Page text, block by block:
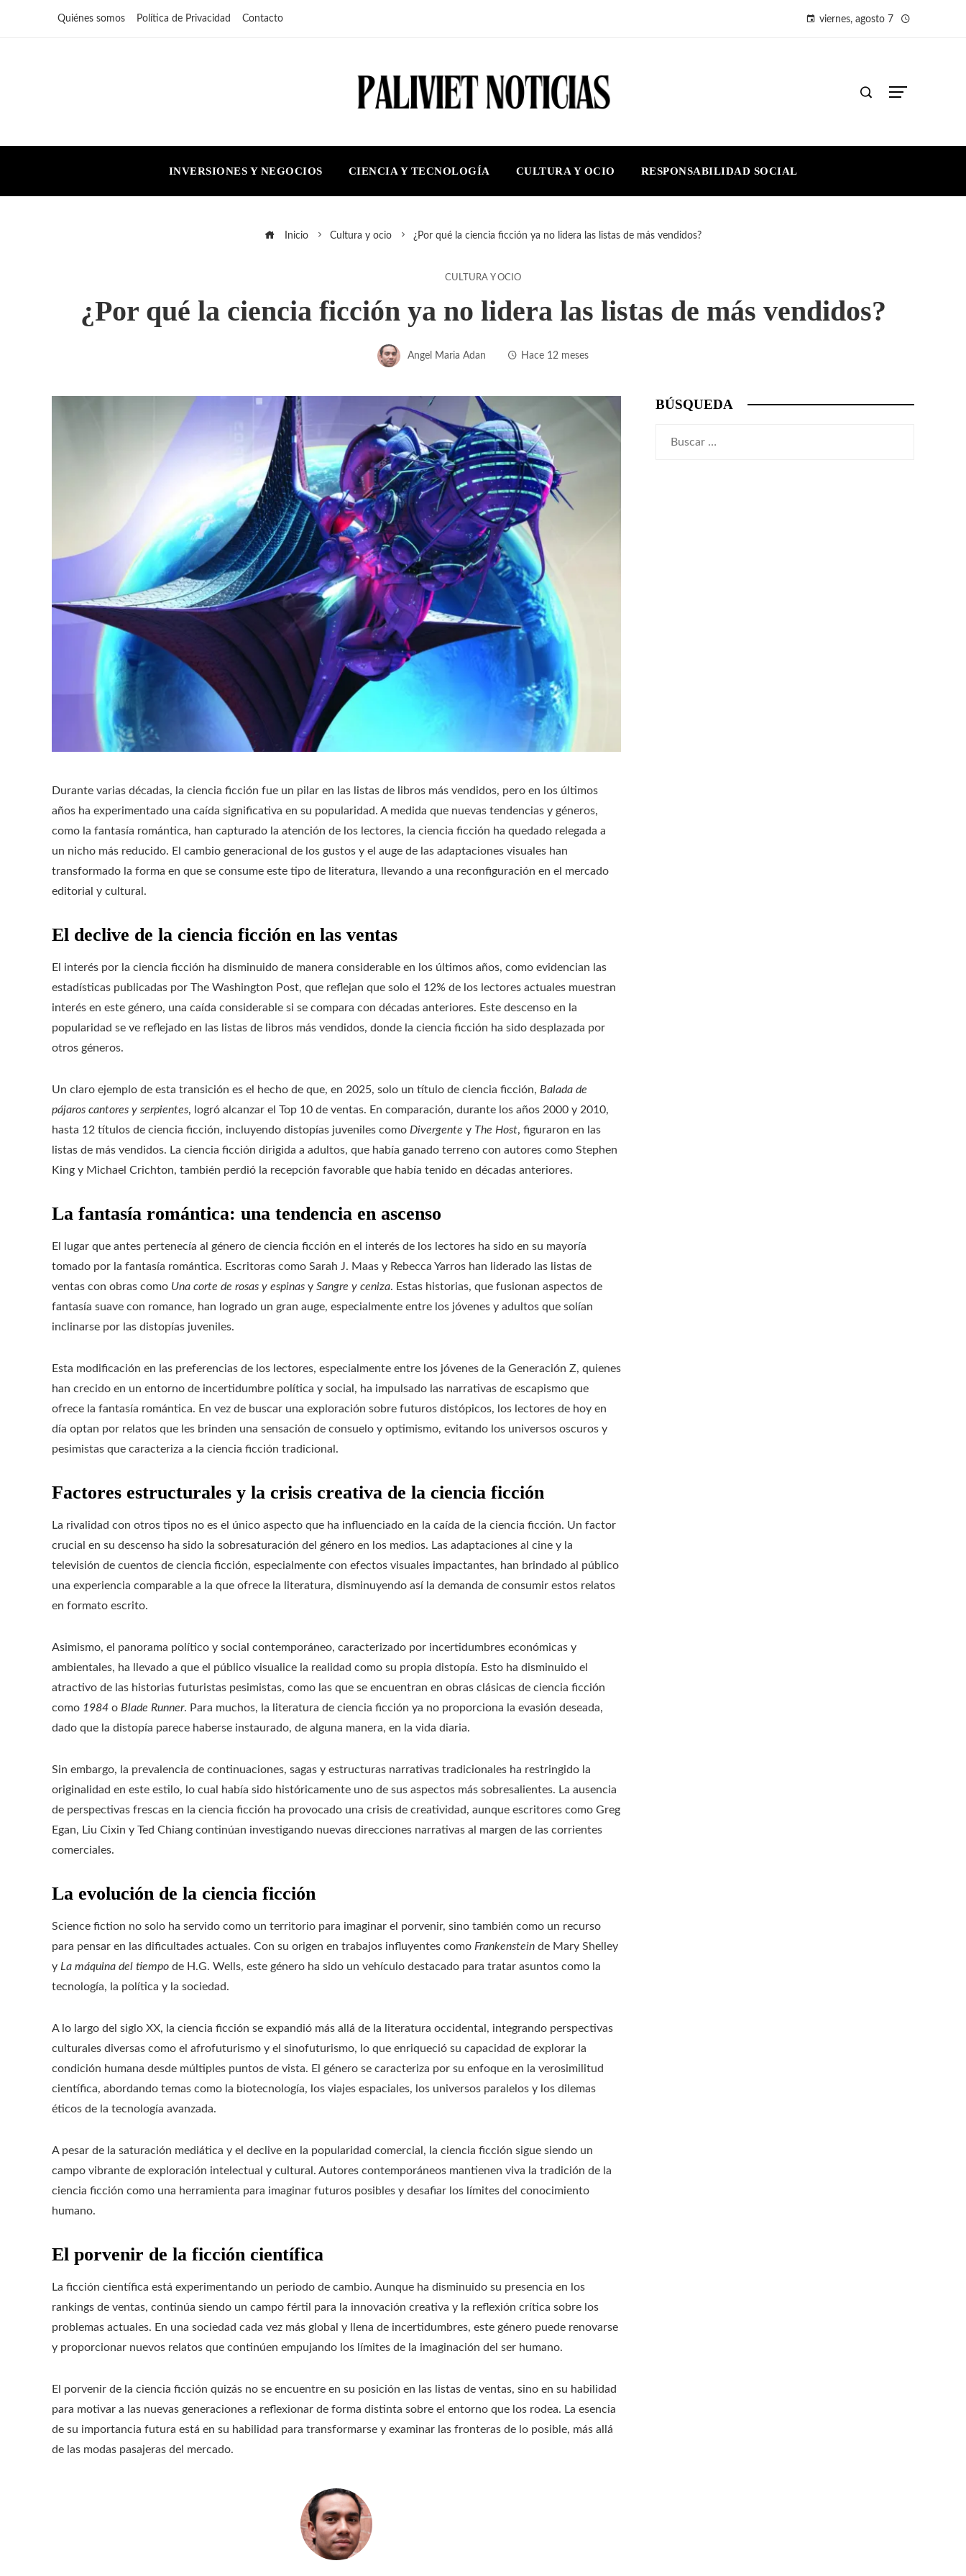
Quiénes somos Política de Privacidad Contacto viernes, agosto 7
INVERSIONES Y NEGOCIOS CIENCIA Y TECNOLOGÍA CULTURA Y OCIO RESPONSABILIDAD SOCIAL
Inicio Cultura y ocio ¿Por qué la ciencia ficción ya no lidera las listas de más vendidos?
CULTURA Y OCIO
¿Por qué la ciencia ficción ya no lidera las listas de más vendidos?
Angel Maria Adan Hace 12 meses
Durante varias décadas, la ciencia ficción fue un pilar en las listas de libros más vendidos, pero en los últimos
años ha experimentado una caída significativa en su popularidad. A medida que nuevas tendencias y géneros,
como la fantasía romántica, han capturado la atención de los lectores, la ciencia ficción ha quedado relegada a
un nicho más reducido. El cambio generacional de los gustos y el auge de las adaptaciones visuales han
transformado la forma en que se consume este tipo de literatura, llevando a una reconfiguración en el mercado
editorial y cultural.
El declive de la ciencia ficción en las ventas
El interés por la ciencia ficción ha disminuido de manera considerable en los últimos años, como evidencian las
estadísticas publicadas por The Washington Post, que reflejan que solo el 12% de los lectores actuales muestran
interés en este género, una caída considerable si se compara con décadas anteriores. Este descenso en la
popularidad se ve reflejado en las listas de libros más vendidos, donde la ciencia ficción ha sido desplazada por
otros géneros.
Un claro ejemplo de esta transición es el hecho de que, en 2025, solo un título de ciencia ficción, Balada de
pájaros cantores y serpientes, logró alcanzar el Top 10 de ventas. En comparación, durante los años 2000 y 2010,
hasta 12 títulos de ciencia ficción, incluyendo distopías juveniles como Divergente y The Host, figuraron en las
listas de más vendidos. La ciencia ficción dirigida a adultos, que había ganado terreno con autores como Stephen
King y Michael Crichton, también perdió la recepción favorable que había tenido en décadas anteriores.
La fantasía romántica: una tendencia en ascenso
El lugar que antes pertenecía al género de ciencia ficción en el interés de los lectores ha sido en su mayoría
tomado por la fantasía romántica. Escritoras como Sarah J. Maas y Rebecca Yarros han liderado las listas de
ventas con obras como Una corte de rosas y espinas y Sangre y ceniza. Estas historias, que fusionan aspectos de
fantasía suave con romance, han logrado un gran auge, especialmente entre los jóvenes y adultos que solían
inclinarse por las distopías juveniles.
Esta modificación en las preferencias de los lectores, especialmente entre los jóvenes de la Generación Z, quienes
han crecido en un entorno de incertidumbre política y social, ha impulsado las narrativas de escapismo que
ofrece la fantasía romántica. En vez de buscar una exploración sobre futuros distópicos, los lectores de hoy en
día optan por relatos que les brinden una sensación de consuelo y optimismo, evitando los universos oscuros y
pesimistas que caracteriza a la ciencia ficción tradicional.
Factores estructurales y la crisis creativa de la ciencia ficción
La rivalidad con otros tipos no es el único aspecto que ha influenciado en la caída de la ciencia ficción. Un factor
crucial en su descenso ha sido la sobresaturación del género en los medios. Las adaptaciones al cine y la
televisión de cuentos de ciencia ficción, especialmente con efectos visuales impactantes, han brindado al público
una experiencia comparable a la que ofrece la literatura, disminuyendo así la demanda de consumir estos relatos
en formato escrito.
Asimismo, el panorama político y social contemporáneo, caracterizado por incertidumbres económicas y
ambientales, ha llevado a que el público visualice la realidad como su propia distopía. Esto ha disminuido el
atractivo de las historias futuristas pesimistas, como las que se encuentran en obras clásicas de ciencia ficción
como 1984 o Blade Runner. Para muchos, la literatura de ciencia ficción ya no proporciona la evasión deseada,
dado que la distopía parece haberse instaurado, de alguna manera, en la vida diaria.
Sin embargo, la prevalencia de continuaciones, sagas y estructuras narrativas tradicionales ha restringido la
originalidad en este estilo, lo cual había sido históricamente uno de sus aspectos más sobresalientes. La ausencia
de perspectivas frescas en la ciencia ficción ha provocado una crisis de creatividad, aunque escritores como Greg
Egan, Liu Cixin y Ted Chiang continúan investigando nuevas direcciones narrativas al margen de las corrientes
comerciales.
La evolución de la ciencia ficción
Science fiction no solo ha servido como un territorio para imaginar el porvenir, sino también como un recurso
para pensar en las dificultades actuales. Con su origen en trabajos influyentes como Frankenstein de Mary Shelley
y La máquina del tiempo de H.G. Wells, este género ha sido un vehículo destacado para tratar asuntos como la
tecnología, la política y la sociedad.
A lo largo del siglo XX, la ciencia ficción se expandió más allá de la literatura occidental, integrando perspectivas
culturales diversas como el afrofuturismo y el sinofuturismo, lo que enriqueció su capacidad de explorar la
condición humana desde múltiples puntos de vista. El género se caracteriza por su enfoque en la verosimilitud
científica, abordando temas como la biotecnología, los viajes espaciales, los universos paralelos y los dilemas
éticos de la tecnología avanzada.
A pesar de la saturación mediática y el declive en la popularidad comercial, la ciencia ficción sigue siendo un
campo vibrante de exploración intelectual y cultural. Autores contemporáneos mantienen viva la tradición de la
ciencia ficción como una herramienta para imaginar futuros posibles y desafiar los límites del conocimiento
humano.
El porvenir de la ficción científica
La ficción científica está experimentando un periodo de cambio. Aunque ha disminuido su presencia en los
rankings de ventas, continúa siendo un campo fértil para la innovación creativa y la reflexión crítica sobre los
problemas actuales. En una sociedad cada vez más global y llena de incertidumbres, este género puede renovarse
y proporcionar nuevos relatos que continúen empujando los límites de la imaginación del ser humano.
El porvenir de la ciencia ficción quizás no se encuentre en su posición en las listas de ventas, sino en su habilidad
para motivar a las nuevas generaciones a reflexionar de forma distinta sobre el entorno que los rodea. La esencia
de su importancia futura está en su habilidad para transformarse y examinar las fronteras de lo posible, más allá
de las modas pasajeras del mercado.
BÚSQUEDA